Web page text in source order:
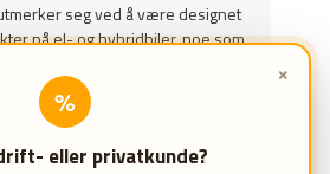
×
%
eller privatkunde?
seg ved å være designet
på el- og hybridbiler, noe som
har dimensjonene 140 x 100 x
av en spesielt sterk type
er garantert sikre og effektive løft.